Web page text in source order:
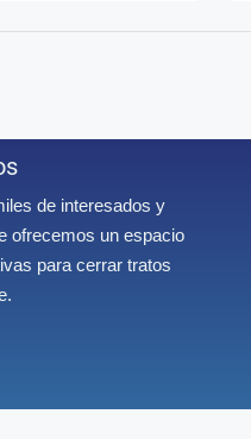
de interesados y
ofrecemos un espacio
para cerrar tratos